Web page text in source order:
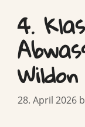
4.
Wildon
28. April 2026